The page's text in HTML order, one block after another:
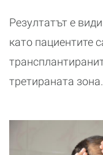
Резултатът е
като пациентите
третираната зона.